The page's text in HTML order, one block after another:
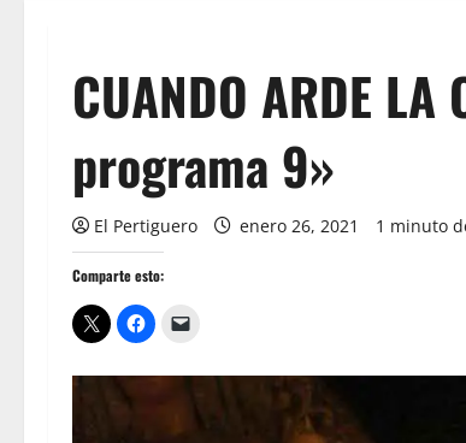
CUANDO ARDE
programa 9»
El Pertiguero enero 26, 2021 1 minuto
Comparte esto: